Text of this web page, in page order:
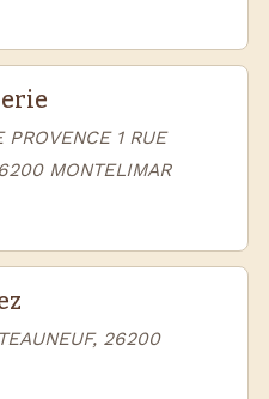
1 RUE
MONTELIMAR
26200